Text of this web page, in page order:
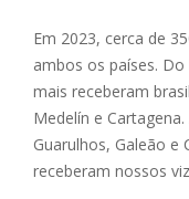
Em 2023, cerca de
ambos os países.
mais receberam
Medelín e
Guarulhos, Galeão
receberam nossos